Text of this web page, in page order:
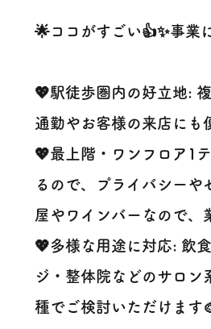
🌟ココがすごい👍✨事業
💖駅徒歩圏内の好立地:
通勤やお客様の来店にも
💖最上階・ワンフロア1
るので、プライバシーや
屋やワインバーなので、
💖多様な用途に対応: 飲
ジ・整体院などのサロン
種でご検討いただけます